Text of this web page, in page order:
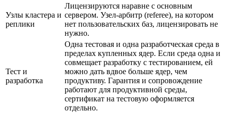
Узлы кластера и
реплики
Лицензируются наравне с основным
сервером. Узел-арбитр (referee), на котором
нет пользовательских баз, лицензировать не
нужно.
Тест и
разработка
Одна тестовая и одна разработческая среда в
пределах купленных ядер. Если среда одна и
совмещает разработку с тестированием, ей
можно дать вдвое больше ядер, чем
продуктиву. Гарантия и сопровождение
работают для продуктивной среды,
сертификат на тестовую оформляется
отдельно.